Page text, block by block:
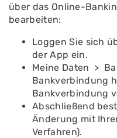
über das Online-
bearbeiten:
Loggen Sie sich
der App ein.
Meine Daten >
Bankverbindung
Bankverbindung
Abschließend
Änderung mit
Verfahren).